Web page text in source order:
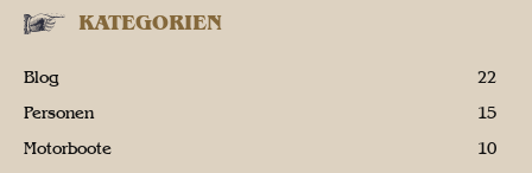
KATEGORIEN
Blog
22
Personen
15
Motorboote
10